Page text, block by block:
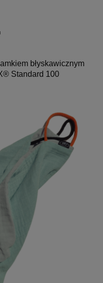
błyskawicznym
Standard 100